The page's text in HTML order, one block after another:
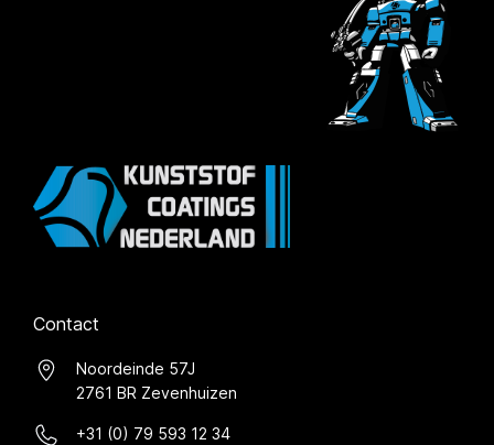
Contact
Noordeinde 57J
2761 BR Zevenhuizen
+31 (0) 79 593 12 34